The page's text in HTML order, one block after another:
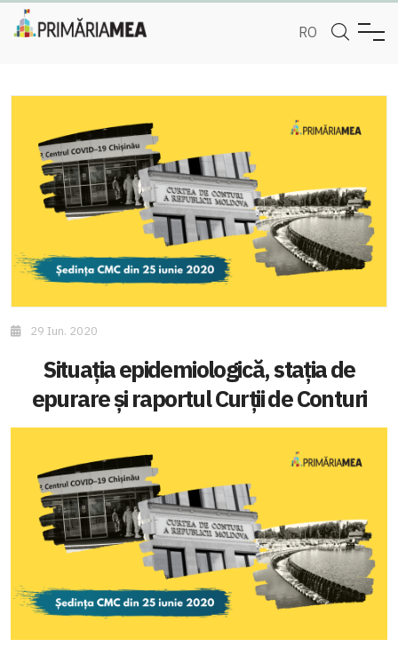
RO
29 Iun. 2020
Situația epidemiologică, stația de
epurare și raportul Curții de Conturi